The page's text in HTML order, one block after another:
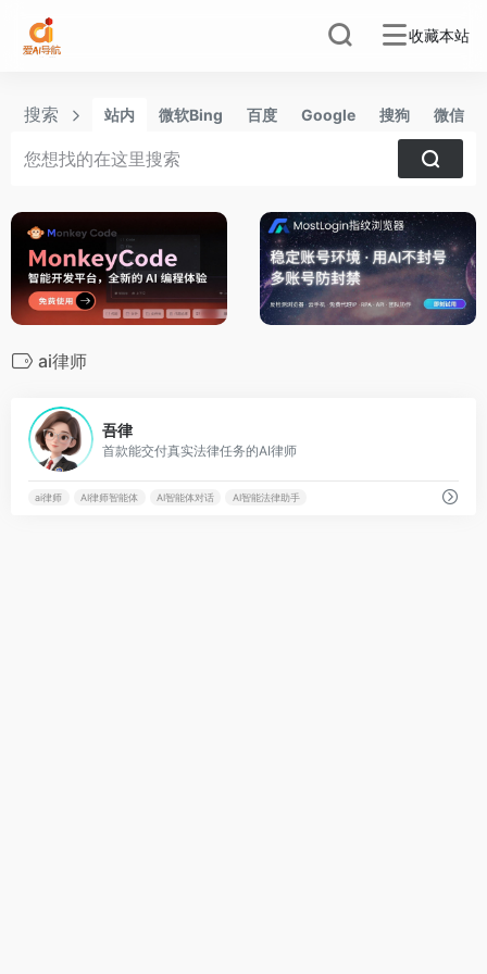
收藏本站
搜索 站内 微软Bing 百度 Google 搜狗 微信
ai律师
吾律
首款能交付真实法律任务的AI律师
ai律师 AI律师智能体 AI智能体对话 AI智能法律助手